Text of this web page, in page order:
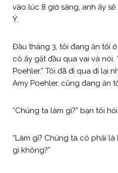
vào lúc 8 giờ sáng, anh ấy
Ý.
Đầu tháng 3, tôi đang ăn tối
cô ấy gật đầu qua vai và nói,
Poehler.” Tôi đã đi qua đi lại
Amy Poehler, cũng đang ăn
“Chúng ta làm gì?” bạn tôi hỏi.
“Làm gì? Chúng ta có phải
gì không?”